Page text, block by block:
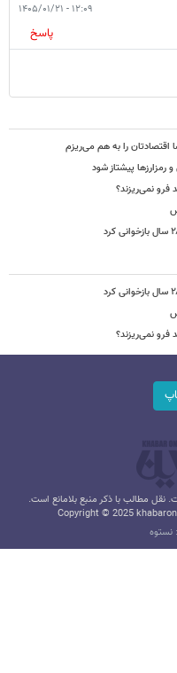
۱۲:۰۹ - ۱۴۰۵/۰۱/۲۱
پاسخ
اقتصادتان را به هم می‌ریزم
پیشتاز شود
فرو نمی‌ریزند؟
فرو نمی‌ریزند؟
مطالب با ذکر منبع بلامانع است.
Copyright © 2025
نستوه